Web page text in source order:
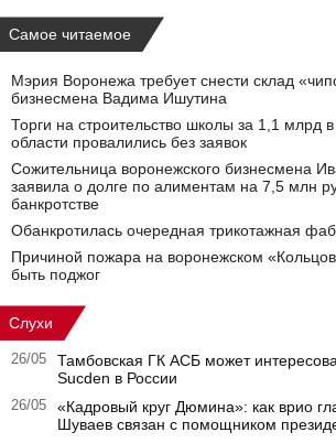
Самое читаемое
Мэрия Воронежа требует снести склад
бизнесмена Вадима Ишутина
Торги на строительство школы за 1,1 млрд
области провалились без заявок
Сожительница воронежского бизнесмена
заявила о долге по алиментам на 7,5 млн
банкротстве
Обанкротилась очередная трикотажная
Причиной пожара на воронежском
быть поджог
Слухи
26/05
Тамбовская ГК АСБ может
Sucden в России
26/05
«Кадровый круг Дюмина»: как врио
Шуваев связан с помощником